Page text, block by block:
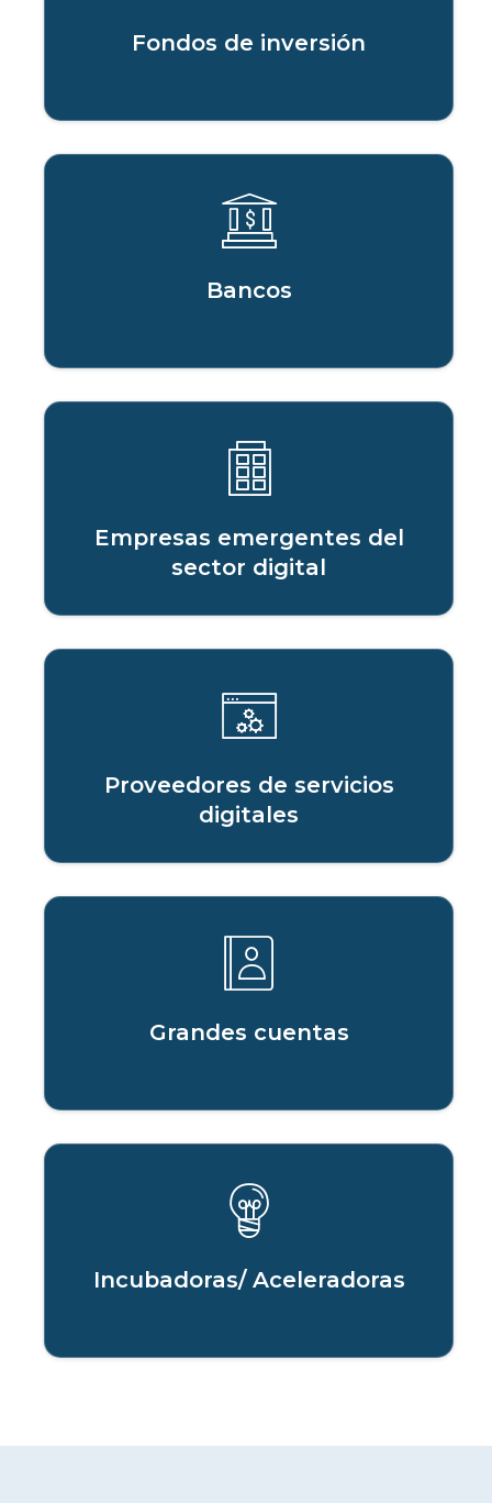
Fondos de inversión
Bancos
Empresas emergentes del
sector digital
Proveedores de servicios
digitales
Grandes cuentas
Incubadoras/ Aceleradoras